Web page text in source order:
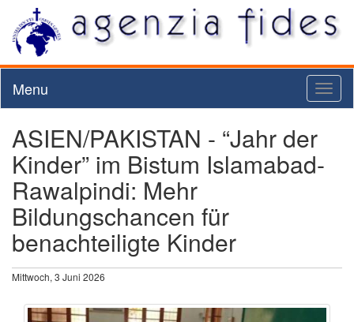
Menu
ASIEN/PAKISTAN - “Jahr der
Kinder” im Bistum Islamabad-
Rawalpindi: Mehr
Bildungschancen für
benachteiligte Kinder
Mittwoch, 3 Juni 2026